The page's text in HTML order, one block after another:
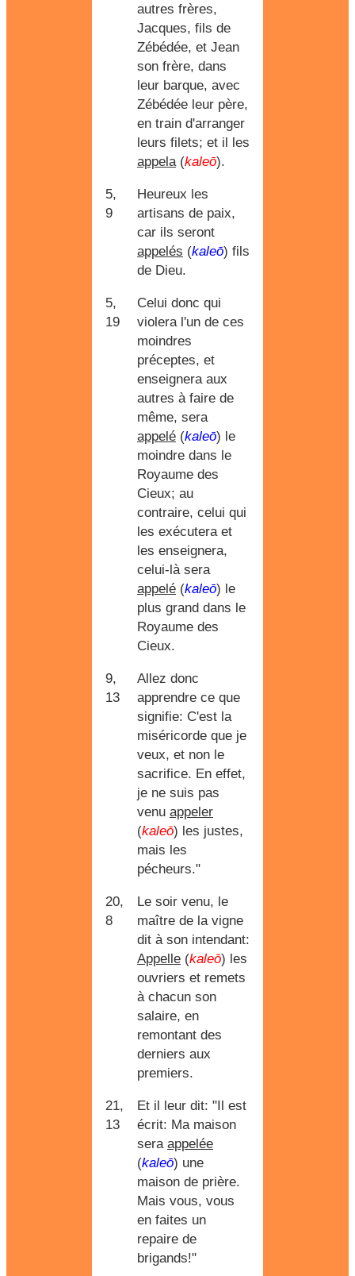
autres frères,
Jacques, fils de
Zébédée, et Jean
son frère, dans
leur barque, avec
Zébédée leur père,
en train d'arranger
leurs filets; et il les
appela(kaleō).
5,
9
Heureux les
artisans de paix,
car ils seront
appelés (kaleō) fils
de Dieu.
5,
19
Celui donc qui
violera l'un de ces
moindres
préceptes, et
enseignera aux
autres à faire de
même, sera
appelé (kaleō) le
moindre dans le
Royaume des
Cieux; au
contraire, celui qui
les exécutera et
les enseignera,
celui-là sera
appelé (kaleō) le
plus grand dans le
Royaume des
Cieux.
9,
13
Allez donc
apprendre ce que
signifie: C'est la
miséricorde que je
veux, et non le
sacrifice. En effet,
je ne suis pas
venu appeler
(kaleō) les justes,
mais les
pécheurs."
20,
8
Le soir venu, le
maître de la vigne
dit à son intendant:
Appelle (kaleō) les
ouvriers et remets
à chacun son
salaire, en
remontant des
derniers aux
premiers.
21,
13
Et il leur dit: "Il est
écrit: Ma maison
sera appelée
(kaleō) une
maison de prière.
Mais vous, vous
en faites un
repaire de
brigands!"